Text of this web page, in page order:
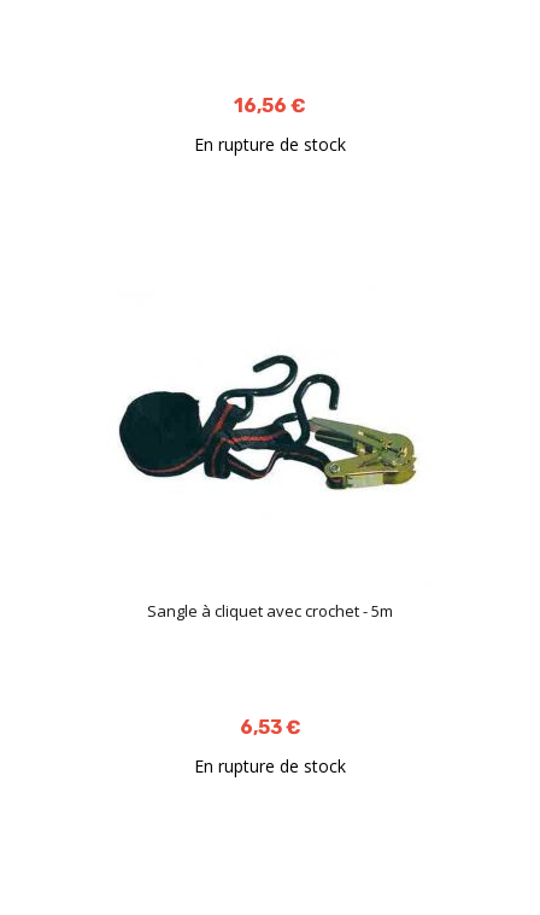
16,56 €
En rupture de stock
Sangle à cliquet avec crochet - 5m
6,53 €
En rupture de stock